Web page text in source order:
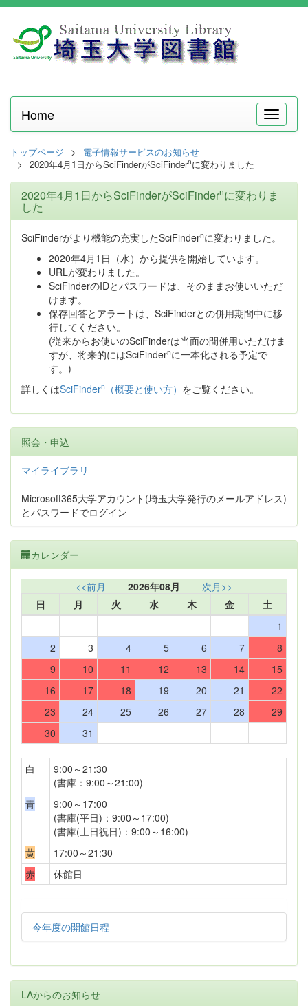
メ
ニ
Home
トップページ
電子情報サービスのお知らせ
2020年4月1日からSciFinderがSciFindernに変わりました
2020年4月1日からSciFinderがSciFindernに変わりま
した
SciFinderがより機能の充実したSciFindernに変わりました。
2020年4月1日（水）から提供を開始しています。
URLが変わりました。
SciFinderのIDとパスワードは、そのままお使いいただ
けます。
保存回答とアラートは、SciFinderとの併用期間中に移
行してください。
(従来からお使いのSciFinderは当面の間併用いただけま
すが、将来的にはSciFindernに一本化される予定で
す。)
詳しくはSciFindern （概要と使い方） をご覧ください。
照会・申込
マイライブラリ
Microsoft365大学アカウント(埼玉大学発行のメールアドレス)
とパスワードでログイン
カレンダー
<<前月 2026年08月
次月>>
日
月 火 水 木 金
土
1
2
3 4 5 6 7
8
9
10 11 12 13 14
15
16
17 18 19 20 21
22
23
24 25 26 27 28
29
30
31
白
9:00～21:30
(書庫：9:00～21:00)
青
9:00～17:00
(書庫(平日)：9:00～17:00)
(書庫(土日祝日)：9:00～16:00)
黄
17:00～21:30
赤
休館日
今年度の開館日程
LAからのお知らせ